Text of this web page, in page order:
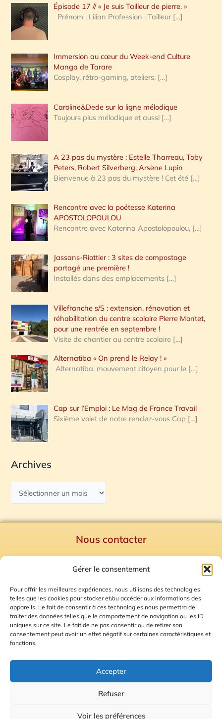
Gérer le consentement
Pour offrir les meilleures expériences, nous utilisons des technologies
telles que les cookies pour stocker et/ou accéder aux informations des
appareils. Le fait de consentir à ces technologies nous permettra de
traiter des données telles que le comportement de navigation ou les ID
uniques sur ce site. Le fait de ne pas consentir ou de retirer son
consentement peut avoir un effet négatif sur certaines caractéristiques et
fonctions.
Accepter
Refuser
Voir les préférences
h
e
:
Épisode 17 // « Je suis Tailleur de pierre. »
Prénom : Lilian Profession : Tailleur […]
Immersion au cœur du Week-end Culture
Manga de Tarare
Cosplay, rétro-gaming, ateliers, […]
Caroline&Dede sur la ligne mélodique
Toujours plus mélodique et aussi […]
A 23 pas du mystère : Estelle Tharreau, Toby
Peters, Robert Silverberg, Arsène Lupin
Bienvenue à 23 pas du mystère ! Cet été […]
Rencontre avec la poétesse Katerina
APOSTOLOPOULOU
Rencontre avec Katerina Apostolopoulou, […]
Jassans-Riottier : 3 sites de compostage
partagé une première !
Installés dans des emplacements […]
Villefranche s/S : extension, rénovation et
réhabilitation du centre scolaire Pierre Montet,
pour une rentrée en septembre !
Visite de chantier au centre scolaire […]
Alternatiba « On prend le Relay ! »
Alternatiba, mouvement citoyen pour le […]
Cap sur l’Emploi : Le Mag de France Travail
Sixième volet de notre rendez-vous Cap […]
Archives
Nous contacter
Mentions Légales
Plan du site
Gestion des Cookies
© 2026 Radio Calade